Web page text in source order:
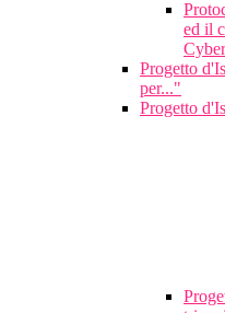
ed il
Progetto
per..."
Progetto